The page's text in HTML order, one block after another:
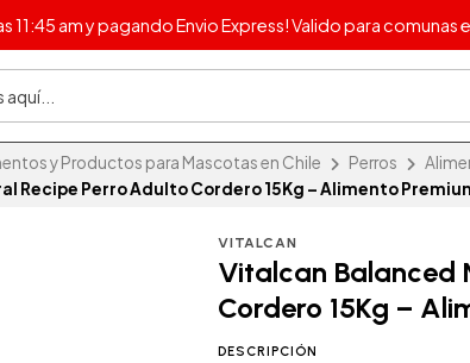
11:45 am y pagando Envio Express! Valido para
y Productos para Mascotas en Chile Perros
Recipe Perro Adulto Cordero 15Kg – Alimento
VITALCAN
Vitalcan Balanced
Cordero 15Kg –
DESCRIPCIÓN